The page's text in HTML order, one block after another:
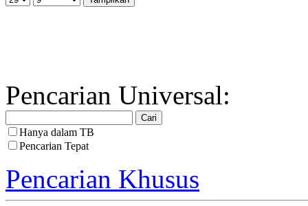
Pencarian Universal:
Hanya dalam TB
Pencarian Tepat
Pencarian Khusus